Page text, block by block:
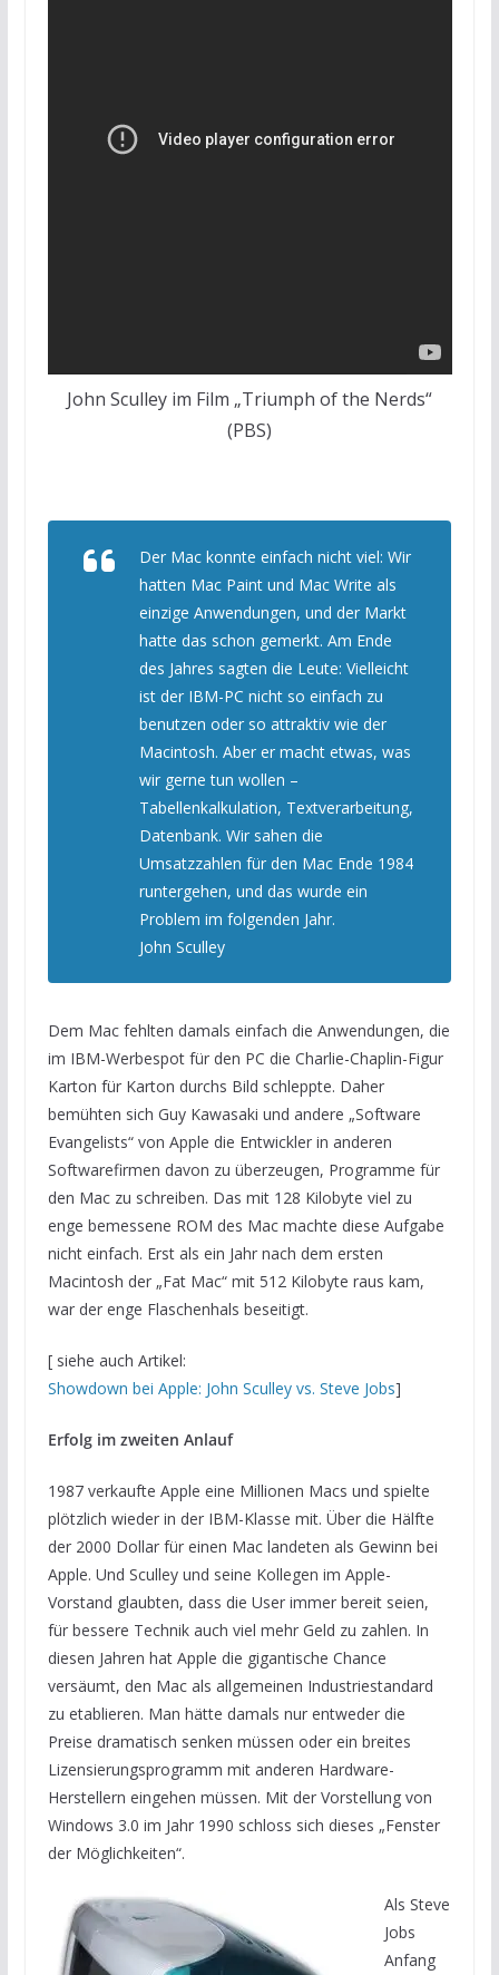
John Sculley im Film „Triumph of the Nerds“
(PBS)
Der Mac konnte einfach nicht viel: Wir
hatten Mac Paint und Mac Write als
einzige Anwendungen, und der Markt
hatte das schon gemerkt. Am Ende
des Jahres sagten die Leute: Vielleicht
ist der IBM-PC nicht so einfach zu
benutzen oder so attraktiv wie der
Macintosh. Aber er macht etwas, was
wir gerne tun wollen –
Tabellenkalkulation, Textverarbeitung,
Datenbank. Wir sahen die
Umsatzzahlen für den Mac Ende 1984
runtergehen, und das wurde ein
Problem im folgenden Jahr.
John Sculley
Dem Mac fehlten damals einfach die Anwendungen, die
im IBM-Werbespot für den PC die Charlie-Chaplin-Figur
Karton für Karton durchs Bild schleppte. Daher
bemühten sich Guy Kawasaki und andere „Software
Evangelists“ von Apple die Entwickler in anderen
Softwarefirmen davon zu überzeugen, Programme für
den Mac zu schreiben. Das mit 128 Kilobyte viel zu
enge bemessene ROM des Mac machte diese Aufgabe
nicht einfach. Erst als ein Jahr nach dem ersten
Macintosh der „Fat Mac“ mit 512 Kilobyte raus kam,
war der enge Flaschenhals beseitigt.
[ siehe auch Artikel:
Showdown bei Apple: John Sculley vs. Steve Jobs]
Erfolg im zweiten Anlauf
1987 verkaufte Apple eine Millionen Macs und spielte
plötzlich wieder in der IBM-Klasse mit. Über die Hälfte
der 2000 Dollar für einen Mac landeten als Gewinn bei
Apple. Und Sculley und seine Kollegen im Apple-
Vorstand glaubten, dass die User immer bereit seien,
für bessere Technik auch viel mehr Geld zu zahlen. In
diesen Jahren hat Apple die gigantische Chance
versäumt, den Mac als allgemeinen Industriestandard
zu etablieren. Man hätte damals nur entweder die
Preise dramatisch senken müssen oder ein breites
Lizensierungsprogramm mit anderen Hardware-
Herstellern eingehen müssen. Mit der Vorstellung von
Windows 3.0 im Jahr 1990 schloss sich dieses „Fenster
der Möglichkeiten“.
Als Steve
Jobs
Anfang